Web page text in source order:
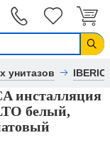
унитазов
инсталляция
белый,